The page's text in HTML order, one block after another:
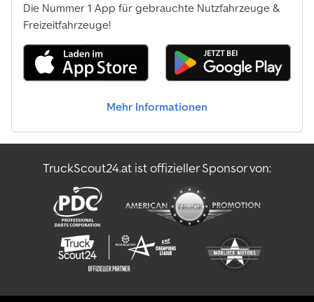
Die Nummer 1 App für gebrauchte Nutzfahrzeuge &
Freizeitfahrzeuge!
Mehr Informationen
TruckScout24.at ist offizieller Sponsor von: